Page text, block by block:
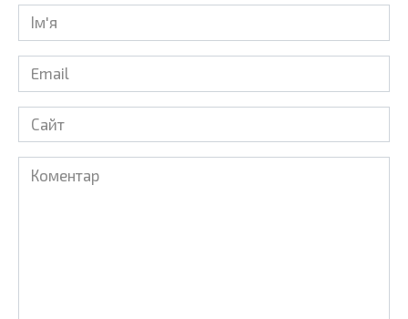
Ім'я
Email
Сайт
Коментар